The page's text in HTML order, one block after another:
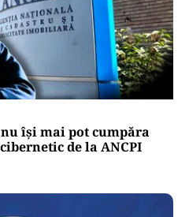
nu își mai pot cumpăra
de la ANCPI